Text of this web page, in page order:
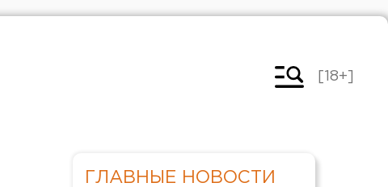
[18+]
ГЛАВНЫЕ НОВОСТИ